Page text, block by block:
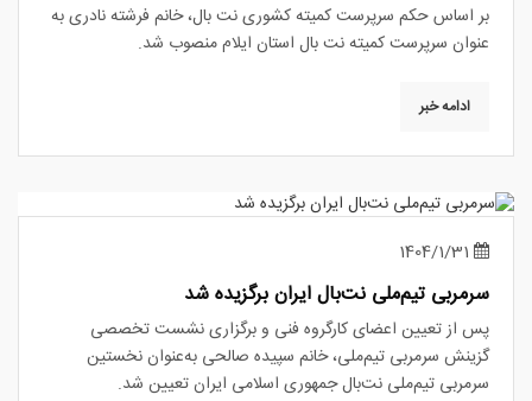
بر اساس حکم سرپرست کمیته کشوری نت بال، خانم فرشته نادری به
عنوان سرپرست کمیته نت بال استان ایلام منصوب شد.
ادامه خبر
سرمربی تیم‌ملی نت‌بال ایران برگزیده شد
پس از تعیین اعضای کارگروه فنی و برگزاری نشست تخصصی
گزینش سرمربی تیم‌ملی، خانم سپیده صالحی به‌عنوان نخستین
سرمربی تیم‌ملی نت‌بال جمهوری اسلامی ایران تعیین شد.